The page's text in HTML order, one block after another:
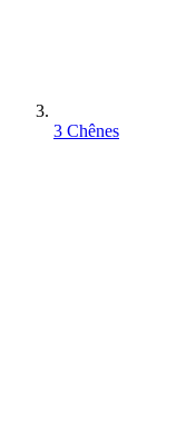
3 Chênes